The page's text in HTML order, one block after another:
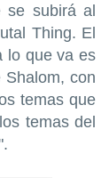
se subirá al
Thing. El
lo que va es
con
temas que
temas del
.